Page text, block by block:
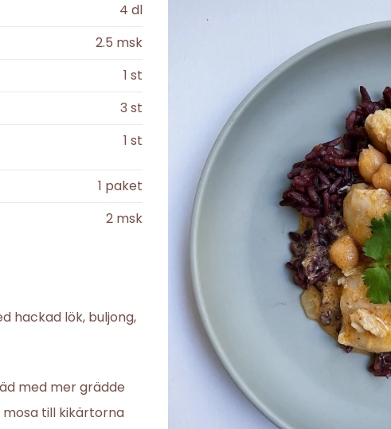
4 dl
2.5 msk
1 st
3 st
1 st
1 paket
2 msk
hackad lök, buljong,
med mer grädde
till kikärtorna